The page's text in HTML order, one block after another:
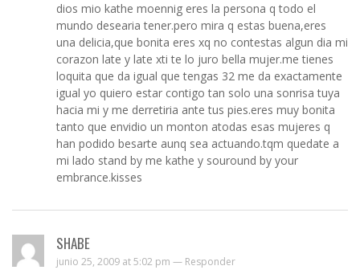
dios mio kathe moennig eres la persona q todo el
mundo desearia tener.pero mira q estas buena,eres
una delicia,que bonita eres xq no contestas algun dia mi
corazon late y late xti te lo juro bella mujer.me tienes
loquita que da igual que tengas 32 me da exactamente
igual yo quiero estar contigo tan solo una sonrisa tuya
hacia mi y me derretiria ante tus pies.eres muy bonita
tanto que envidio un monton atodas esas mujeres q
han podido besarte aunq sea actuando.tqm quedate a
mi lado stand by me kathe y souround by your
embrance.kisses
SHABE
junio 25, 2009 at 5:02 pm — Responder